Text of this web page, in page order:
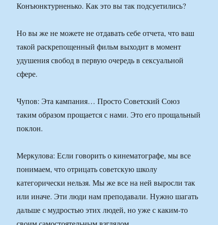
Конъюнктурненько. Как это вы так подсуетились?
Но вы же не можете не отдавать себе отчета, что ваш
такой раскрепощенный фильм выходит в момент
удушения свобод в первую очередь в сексуальной
сфере.
Чупов: Эта кампания… Просто Советский Союз
таким образом прощается с нами. Это его прощальный
поклон.
Меркулова: Если говорить о кинематографе, мы все
понимаем, что отрицать советскую школу
категорически нельзя. Мы же все на ней выросли так
или иначе. Эти люди нам преподавали. Нужно шагать
дальше с мудростью этих людей, но уже с каким-то